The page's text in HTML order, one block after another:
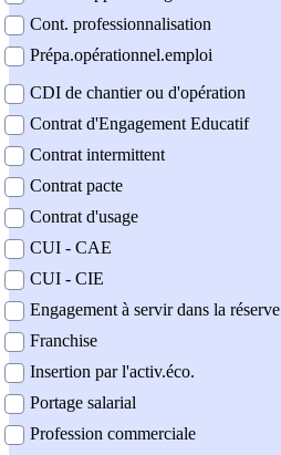
Cont. professionnalisation
Prépa.opérationnel.emploi
CDI de chantier ou d'opération
Contrat d'Engagement Educatif
Contrat intermittent
Contrat pacte
Contrat d'usage
CUI - CAE
CUI - CIE
Engagement à servir dans la réserve
Franchise
Insertion par l'activ.éco.
Portage salarial
Profession commerciale